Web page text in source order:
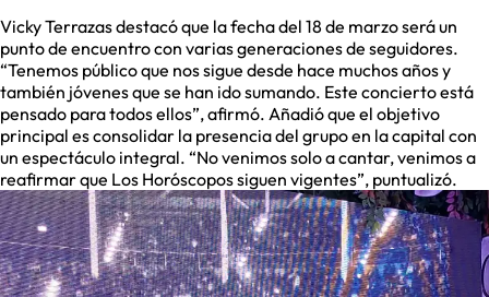
Vicky Terrazas destacó que la fecha del 18 de marzo será un
punto de encuentro con varias generaciones de seguidores.
“Tenemos público que nos sigue desde hace muchos años y
también jóvenes que se han ido sumando. Este concierto está
pensado para todos ellos”, afirmó. Añadió que el objetivo
principal es consolidar la presencia del grupo en la capital con
un espectáculo integral. “No venimos solo a cantar, venimos a
reafirmar que Los Horóscopos siguen vigentes”, puntualizó.